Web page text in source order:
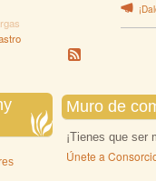
Muro de
¡Tienes que ser
Únete a